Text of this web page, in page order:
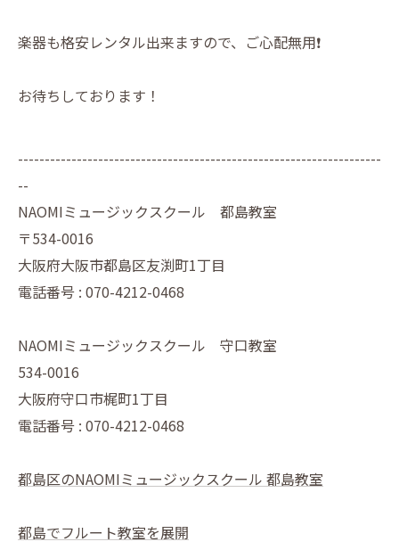
楽器も格安レンタル出来ますので、ご心配無用❗️
お待ちしております！
--------------------------------------------------------------------
--
NAOMIミュージックスクール 都島教室
〒534-0016
大阪府大阪市都島区友渕町1丁目
電話番号 : 070-4212-0468
NAOMIミュージックスクール 守口教室
534-0016
大阪府守口市梶町1丁目
電話番号 : 070-4212-0468
都島区のNAOMIミュージックスクール 都島教室
都島でフルート教室を展開